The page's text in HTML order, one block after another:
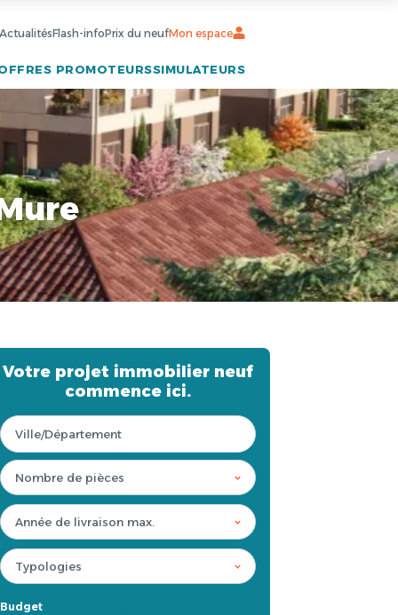
ActualitésFlash-infoPrix du neufMon espace
PROMOTEURSSIMULATEURS
Votre projet immobilier neuf
commence ici.
Budget